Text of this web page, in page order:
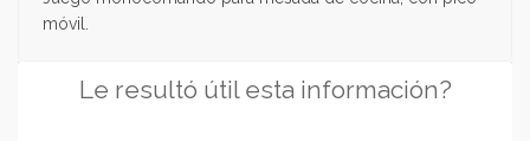
móvil.
Le resultó útil esta información?